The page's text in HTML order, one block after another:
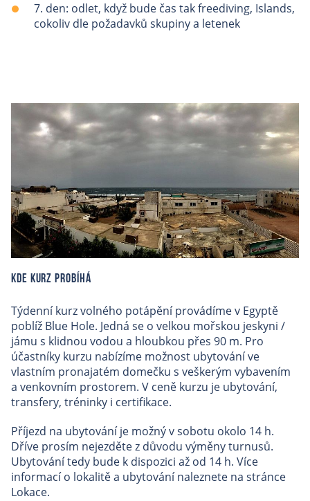
7. den: odlet, když bude čas tak freediving, Islands,
cokoliv dle požadavků skupiny a letenek
Kde kurz probíhá
Týdenní kurz volného potápění provádíme v Egyptě
poblíž Blue Hole. Jedná se o velkou mořskou jeskyni /
jámu s klidnou vodou a hloubkou přes 90 m. Pro
účastníky kurzu nabízíme možnost ubytování ve
vlastním pronajatém domečku s veškerým vybavením
a venkovním prostorem. V ceně kurzu je ubytování,
transfery, tréninky i certifikace.
Příjezd na ubytování je možný v sobotu okolo 14 h.
Dříve prosím nejezděte z důvodu výměny turnusů.
Ubytování tedy bude k dispozici až od 14 h. Více
informací o lokalitě a ubytování naleznete na stránce
Lokace.